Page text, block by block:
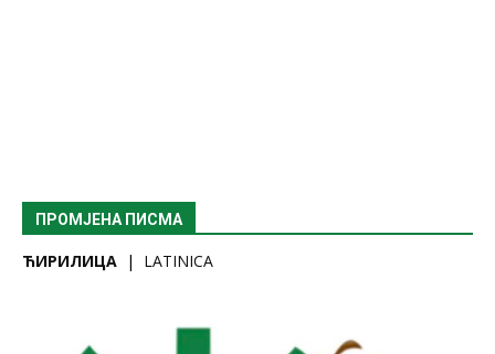
ПРОМЈЕНА ПИСМА
ЋИРИЛИЦА | LATINICA